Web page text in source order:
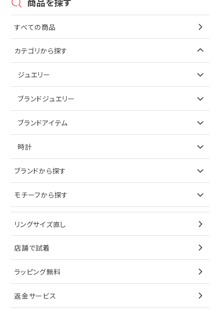
すべての商品
カテゴリから探す
ジュエリー
アイテムで探す
ブレスレット
ペンダントトップ
ブローチ
その他
ノーブランドジュエリーをすべて見る
ブランドジュエリー
アイテムで探す
イヤリング
ブレスレット
ペンダントトップ
ブローチ
その他
ブランドアイテム
アイテムで探す
キーケース
サングラス
シューズ
香水
時計
ブランドで探す
オメガ
シャネル
タグホイヤー
カルティエ
セイコー
ブランドから探す
ティファニー
ブルガリ
カルティエ
ウノアエレ
4℃
モチーフから探す
星
リボン
花
リングサイズ直し
店舗で試着
ラッピング無料
返金サービス